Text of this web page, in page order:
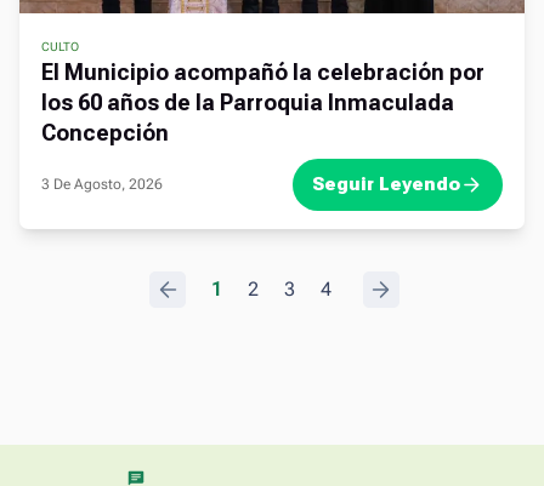
CULTO
El Municipio acompañó la celebración por
los 60 años de la Parroquia Inmaculada
Concepción
3 De Agosto, 2026 Seguir Leyendo
1 2 3 4